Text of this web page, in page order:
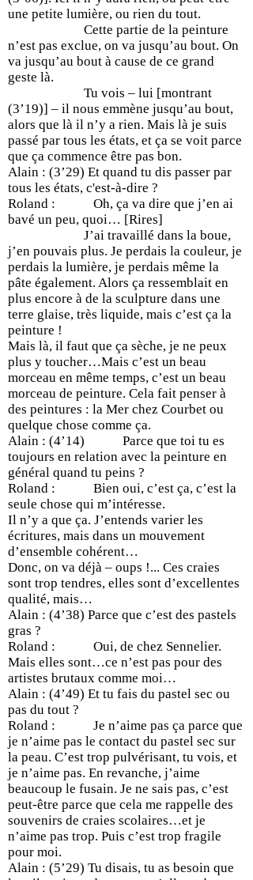
une petite lumière, ou rien du tout.
Cette partie de la peinture
n’est pas exclue, on va jusqu’au bout. On
va jusqu’au bout à cause de ce grand
geste là.
Tu vois – lui [montrant
(3’19)] – il nous emmène jusqu’au bout,
alors que là il n’y a rien. Mais là je suis
passé par tous les états, et ça se voit parce
que ça commence être pas bon.
Alain : (3’29) Et quand tu dis passer par
tous les états, c'est-à-dire ?
Roland : Oh, ça va dire que j’en ai
bavé un peu, quoi… [Rires]
J’ai travaillé dans la boue,
j’en pouvais plus. Je perdais la couleur, je
perdais la lumière, je perdais même la
pâte également. Alors ça ressemblait en
plus encore à de la sculpture dans une
terre glaise, très liquide, mais c’est ça la
peinture !
Mais là, il faut que ça sèche, je ne peux
plus y toucher…Mais c’est un beau
morceau en même temps, c’est un beau
morceau de peinture. Cela fait penser à
des peintures : la Mer chez Courbet ou
quelque chose comme ça.
Alain : (4’14) Parce que toi tu es
toujours en relation avec la peinture en
général quand tu peins ?
Roland : Bien oui, c’est ça, c’est la
seule chose qui m’intéresse.
Il n’y a que ça. J’entends varier les
écritures, mais dans un mouvement
d’ensemble cohérent…
Donc, on va déjà – oups !... Ces craies
sont trop tendres, elles sont d’excellentes
qualité, mais…
Alain : (4’38) Parce que c’est des pastels
gras ?
Roland : Oui, de chez Sennelier.
Mais elles sont…ce n’est pas pour des
artistes brutaux comme moi…
Alain : (4’49) Et tu fais du pastel sec ou
pas du tout ?
Roland : Je n’aime pas ça parce que
je n’aime pas le contact du pastel sec sur
la peau. C’est trop pulvérisant, tu vois, et
je n’aime pas. En revanche, j’aime
beaucoup le fusain. Je ne sais pas, c’est
peut-être parce que cela me rappelle des
souvenirs de craies scolaires…et je
n’aime pas trop. Puis c’est trop fragile
pour moi.
Alain : (5’29) Tu disais, tu as besoin que